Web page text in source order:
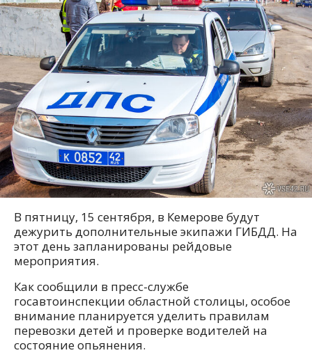
В пятницу, 15 сентября, в Кемерове будут
дежурить дополнительные экипажи ГИБДД. На
этот день запланированы рейдовые
мероприятия.
Как сообщили в пресс-службе
госавтоинспекции областной столицы, особое
внимание планируется уделить правилам
перевозки детей и проверке водителей на
состояние опьянения.